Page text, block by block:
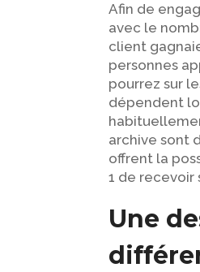
Afin de
avec le
client
personnes
pourrez sur
dépendent
archive sont
offrent la
1 de recevoir
Une